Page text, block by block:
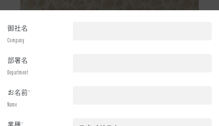
御社名
Company
部署名
Department
お名前*
Name
業種*